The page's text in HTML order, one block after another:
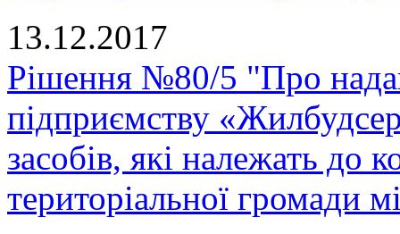
13.12.2017
Рішення №80/5 "Про
підприємству
засобів, які належать до
територіальної громади